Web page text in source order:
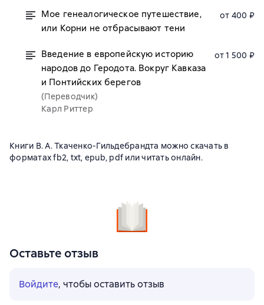
Мое генеалогическое путешествие,
или Корни не отбрасывают тени
от 400 ₽
Введение в европейскую историю
народов до Геродота. Вокруг Кавказа
и Понтийских берегов
(Переводчик)
Карл Риттер
от 1 500 ₽
Книги В. А. Ткаченко-Гильдебрандта можно скачать в
форматах fb2, txt, epub, pdf или читать онлайн.
Оставьте отзыв
Войдите, чтобы оставить отзыв